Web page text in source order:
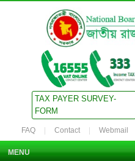
TAX PAYER SURVEY-
FORM
FAQ Contact Webmail
MENU